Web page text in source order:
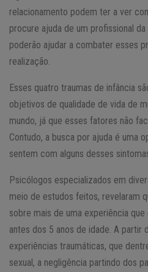
relacionamento podem ter a ver
procure ajuda de um profissional
poderão ajudar a combater esses
realização.
Esses quatro traumas de infância
objetivos de qualidade de vida de
mundo, já que esses fatores não
Contudo, a busca por ajuda é uma
sentem com alguns desses
Psicólogos especializados em
meio de estudos feitos, revelaram
sobre mais de uma experiência
antes dos 5 anos de idade. A partir
experiências traumáticas, que
sexual, a negligência partindo dos